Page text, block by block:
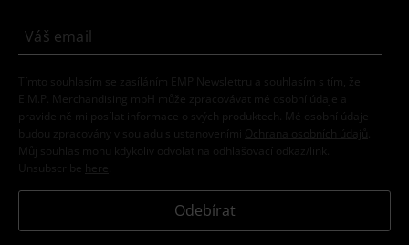
Tímto souhlasím se zasíláním EMP Newslettru a souhlasím s tím, že
E.M.P. Merchandising mbH může zpracovávat mé osobní údaje a
pravidelně mi posílat informace o svých produktech. Mé osobní údaje
budou zpracovány v souladu s ustanoveními
Ochrana osobních údajů
Můj souhlas mohu kdykoliv odvolat na odhlašovací odkaz/link.
Unsubscribe here
Odebírat